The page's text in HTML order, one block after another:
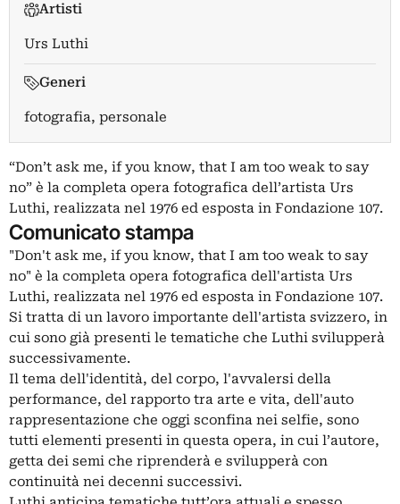
Artisti
Urs Luthi
Generi
fotografia, personale
“Don’t ask me, if you know, that I am too weak to say
no” è la completa opera fotografica dell’artista Urs
Luthi, realizzata nel 1976 ed esposta in Fondazione 107.
Comunicato stampa
"Don't ask me, if you know, that I am too weak to say
no" è la completa opera fotografica dell'artista Urs
Luthi, realizzata nel 1976 ed esposta in Fondazione 107.
Si tratta di un lavoro importante dell'artista svizzero, in
cui sono già presenti le tematiche che Luthi svilupperà
successivamente.
Il tema dell'identità, del corpo, l'avvalersi della
performance, del rapporto tra arte e vita, dell'auto
rappresentazione che oggi sconfina nei selfie, sono
tutti elementi presenti in questa opera, in cui l’autore,
getta dei semi che riprenderà e svilupperà con
continuità nei decenni successivi.